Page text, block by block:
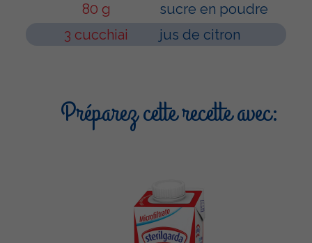
80 g
sucre en poudre
3 cucchiai
jus de citron
Préparez cette recette avec: